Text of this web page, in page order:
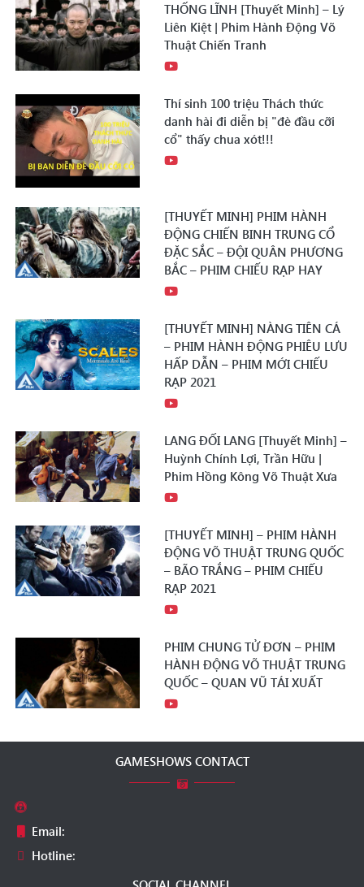
THỐNG LĨNH [Thuyết Minh] – Lý
Liên Kiệt | Phim Hành Động Võ
Thuật Chiến Tranh
Thí sinh 100 triệu Thách thức
danh hài đi diễn bị "đè đầu cỡi
cổ" thấy chua xót!!!
[THUYẾT MINH] PHIM HÀNH
ĐỘNG CHIẾN BINH TRUNG CỔ
ĐẶC SẮC – ĐỘI QUÂN PHƯƠNG
BẮC – PHIM CHIẾU RẠP HAY
[THUYẾT MINH] NÀNG TIÊN CÁ
– PHIM HÀNH ĐỘNG PHIÊU LƯU
HẤP DẪN – PHIM MỚI CHIẾU
RẠP 2021
LANG ĐỐI LANG [Thuyết Minh] –
Huỳnh Chính Lợi, Trần Hữu |
Phim Hồng Kông Võ Thuật Xưa
[THUYẾT MINH] – PHIM HÀNH
ĐỘNG VÕ THUẬT TRUNG QUỐC
– BÃO TRẮNG – PHIM CHIẾU
RẠP 2021
PHIM CHUNG TỬ ĐƠN – PHIM
HÀNH ĐỘNG VÕ THUẬT TRUNG
QUỐC – QUAN VŨ TÁI XUẤT
GAMESHOWS CONTACT
Email:
Hotline: